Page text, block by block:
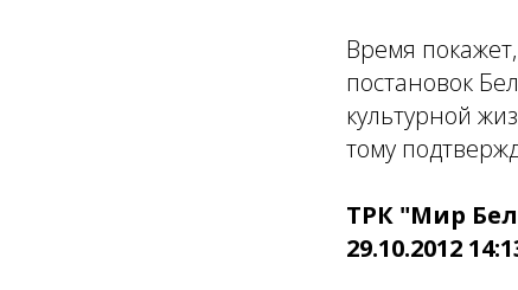
Время
постановок
культурной
тому
ТРК "Мир
29.10.2012